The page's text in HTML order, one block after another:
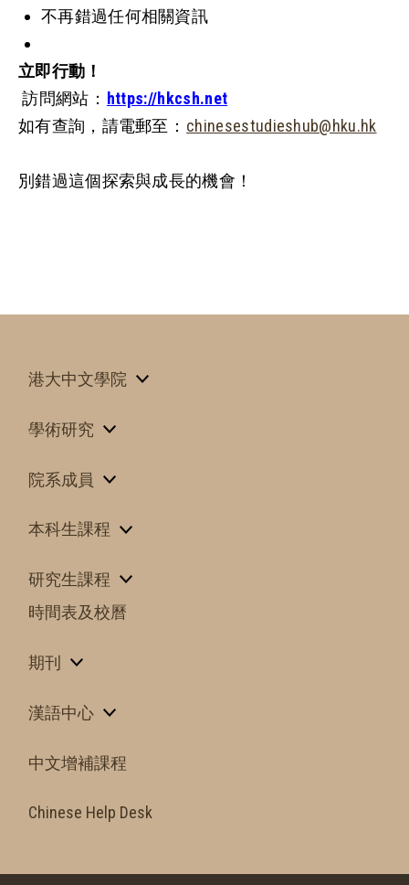
不再錯過任何相關資訊
立即行動！
訪問網站： https://hkcsh.net
如有查詢，請電郵至： chinesestudieshub@hku.hk
別錯過這個探索與成長的機會！
港大中文學院
學術研究
院系成員
本科生課程
研究生課程
時間表及校曆
期刊
漢語中心
中文增補課程
Chinese Help Desk